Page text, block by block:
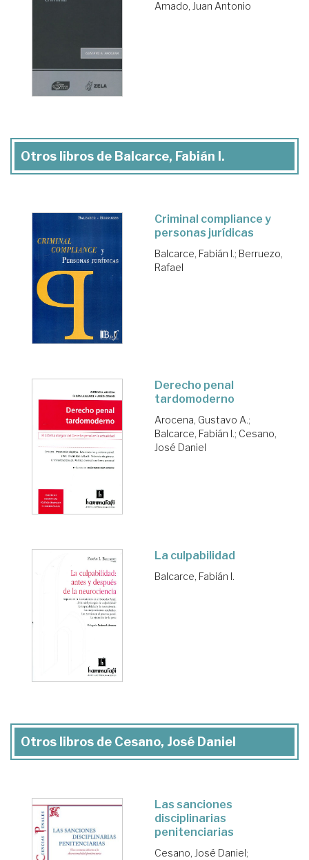
Amado, Juan Antonio
Otros libros de Balcarce, Fabián I.
Criminal compliance y
personas jurídicas
Balcarce, Fabián I.; Berruezo,
Rafael
Derecho penal
tardomoderno
Arocena, Gustavo A.;
Balcarce, Fabián I.; Cesano,
José Daniel
La culpabilidad
Balcarce, Fabián I.
Otros libros de Cesano, José Daniel
Las sanciones
disciplinarias
penitenciarias
Cesano, José Daniel;